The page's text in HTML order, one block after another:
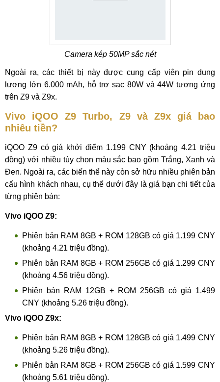
Camera kép 50MP sắc nét
Ngoài ra, các thiết bị này được cung cấp viên pin dung
lượng lớn 6.000 mAh, hỗ trợ sạc 80W và 44W tương ứng
trên Z9 và Z9x.
Vivo iQOO Z9 Turbo, Z9 và Z9x giá bao
nhiêu tiền?
iQOO Z9 có giá khởi điểm 1.199 CNY (khoảng 4.21 triệu
đồng) với nhiều tùy chọn màu sắc bao gồm Trắng, Xanh và
Đen. Ngoài ra, các biến thể này còn sở hữu nhiều phiên bản
cấu hình khách nhau, cụ thể dưới đây là giá bạn chi tiết của
từng phiên bản:
Vivo iQOO Z9:
Phiên bản RAM 8GB + ROM 128GB có giá 1.199 CNY
(khoảng 4.21 triệu đồng).
Phiên bản RAM 8GB + ROM 256GB có giá 1.299 CNY
(khoảng 4.56 triệu đồng).
Phiên bản RAM 12GB + ROM 256GB có giá 1.499
CNY (khoảng 5.26 triệu đồng).
Vivo iQOO Z9x:
Phiên bản RAM 8GB + ROM 128GB có giá 1.499 CNY
(khoảng 5.26 triệu đồng).
Phiên bản RAM 8GB + ROM 256GB có giá 1.599 CNY
(khoảng 5.61 triệu đồng).